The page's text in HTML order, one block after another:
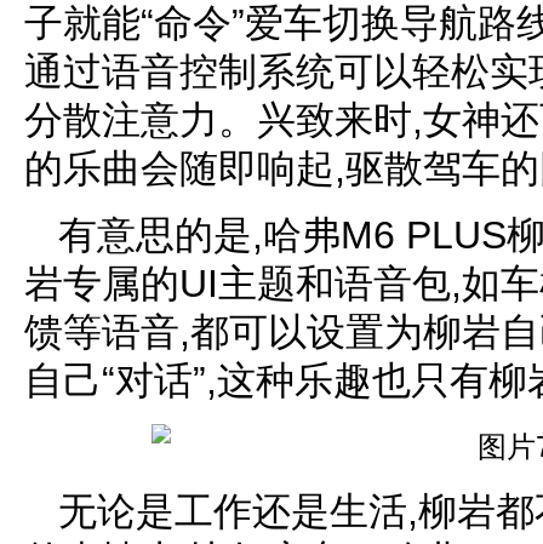
子就能“命令”爱车切换导航
通过语音控制系统可以轻松
分散注意力。兴致来时,女神
的乐曲会随即响起,驱散驾车
有意思的是,哈弗M6 PLUS
岩专属的UI主题和语音包,如
馈等语音,都可以设置为柳岩
自己“对话”,这种乐趣也只有
无论是工作还是生活,柳岩